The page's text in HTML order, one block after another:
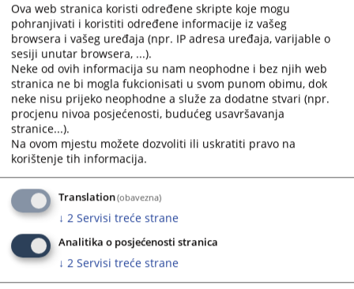
10589PREGLEDA
Ova web stranica koristi određene skripte koje mogu
pohranjivati i koristiti određene informacije iz vašeg
browsera i vašeg uređaja (npr. IP adresa uređaja, varijable o
sesiji unutar browsera, ...).
Neke od ovih informacija su nam neophodne i bez njih web
stranica ne bi mogla fukcionisati u svom punom obimu, dok
neke nisu prijeko neophodne a služe za dodatne stvari (npr.
procjenu nivoa posjećenosti, budućeg usavršavanja
stranice...).
Na ovom mjestu možete dozvoliti ili uskratiti pravo na
korištenje tih informacija.
Translation(obavezna)
↓ 2 Servisi treće strane
Analitika o posjećenosti stranica
↓ 2 Servisi treće strane